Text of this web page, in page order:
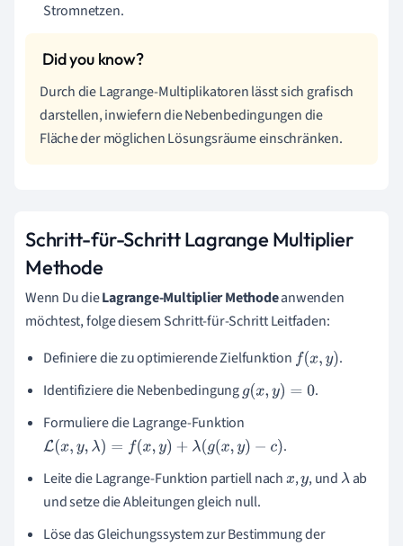
Stromnetzen.
Durch die Lagrange-Multiplikatoren lässt sich grafisch
darstellen, inwiefern die Nebenbedingungen die
Fläche der möglichen Lösungsräume einschränken.
Schritt-für-Schritt Lagrange Multiplier
Methode
Wenn Du dieLagrange-Multiplier Methodeanwenden
möchtest, folge diesem Schritt-für-Schritt Leitfaden:
Definiere die zu optimierende Zielfunktion f(x,y)
.
Identifiziere die Nebenbedingungg(x,y)=0
.
Formuliere die Lagrange-Funktion
L(x,y,λ)=f(x y)+ λ(g(x,y)− c)
.
Leite die Lagrange-Funktion partiell nachx ,y, undλab
und setze die Ableitungen gleich null.
Löse das Gleichungssystem zur Bestimmung der